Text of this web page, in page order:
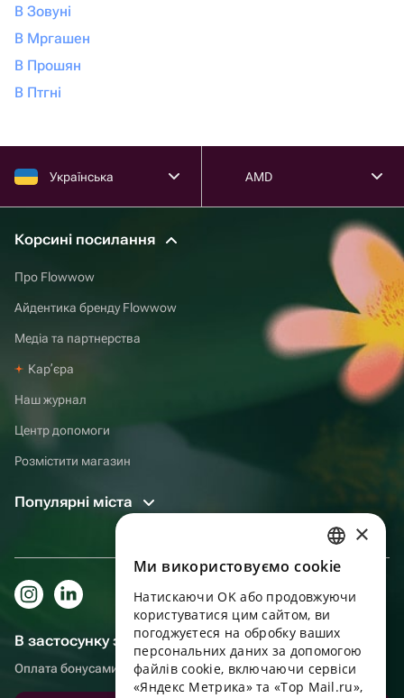
В Зовуні
В Мргашен
В Прошян
В Птгні
Українська AMD
Корсині посилання
Про Flowwow
Айдентика бренду Flowwow
Медіа та партнерства
Карʼєра
Наш журнал
Центр допомоги
Розмістити магазин
Популярні міста
В застосунку зручніше!
Оплата бонусами, самовивіз, зручний чат підтримки
RUSSIAN
ENGLISH
UKRAINIAN
PORTUGUESE
SPANISH
×
Ми використовуємо cookie
Натискаючи OK або продовжуючи
користуватися цим сайтом, ви
погоджуєтеся на обробку ваших
персональних даних за допомогою
файлів cookie, включаючи сервіси
«Яндекс Метрика» та «Top Mail.ru»,